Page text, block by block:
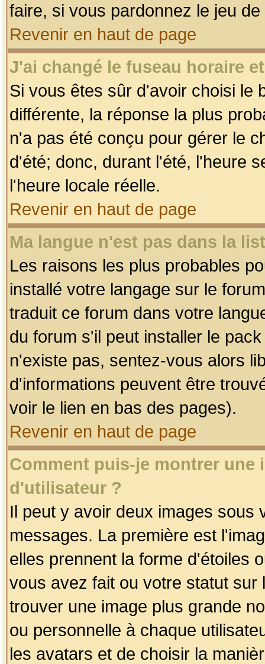
faire, si vous pardonnez le jeu
Revenir en haut de page
J'ai changé le fuseau horaire
Si vous êtes sûr d'avoir choisi le
différente, la réponse la plus
n'a pas été conçu pour gérer le
d'été; donc, durant l'été, l'heure
l'heure locale réelle.
Revenir en haut de page
Ma langue n'est pas dans la
Les raisons les plus probables
installé votre langage sur le
traduit ce forum dans votre
du forum s'il peut installer le
n'existe pas, sentez-vous alors
d'informations peuvent être
voir le lien en bas des pages).
Revenir en haut de page
Comment puis-je montrer une
d'utilisateur ?
Il peut y avoir deux images sous
messages. La première est
elles prennent la forme d'étoiles
vous avez fait ou votre statut
trouver une image plus grande
ou personnelle à chaque
les avatars et de choisir la